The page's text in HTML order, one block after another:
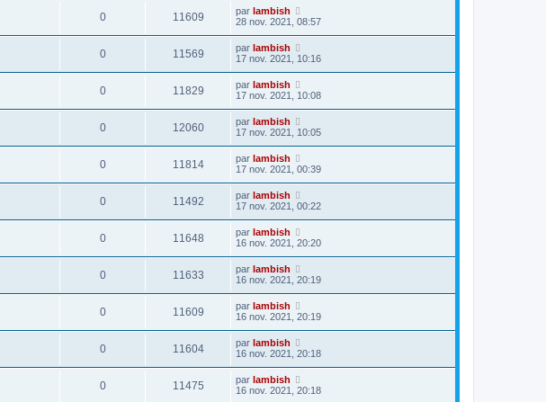
0 11609 par lambish
28 nov. 2021, 08:57
0 11569 par lambish
17 nov. 2021, 10:16
0 11829 par lambish
17 nov. 2021, 10:08
0 12060 par lambish
17 nov. 2021, 10:05
0 11814 par lambish
17 nov. 2021, 00:39
0 11492 par lambish
17 nov. 2021, 00:22
0 11648 par lambish
16 nov. 2021, 20:20
0 11633 par lambish
16 nov. 2021, 20:19
0 11609 par lambish
16 nov. 2021, 20:19
0 11604 par lambish
16 nov. 2021, 20:18
0 11475 par lambish
16 nov. 2021, 20:18